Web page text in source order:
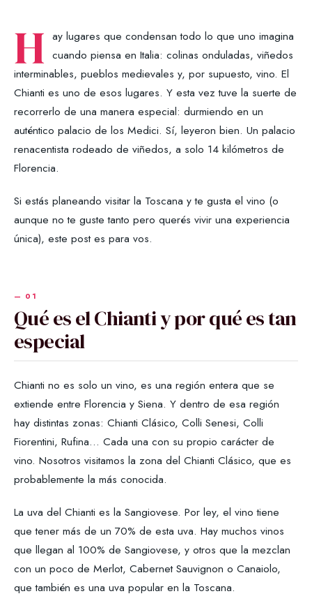
H ay lugares que condensan todo lo que uno imagina
cuando piensa en Italia: colinas onduladas, viñedos
interminables, pueblos medievales y, por supuesto, vino. El
Chianti es uno de esos lugares. Y esta vez tuve la suerte de
recorrerlo de una manera especial: durmiendo en un
auténtico palacio de los Medici. Sí, leyeron bien. Un palacio
renacentista rodeado de viñedos, a solo 14 kilómetros de
Florencia.
Si estás planeando visitar la Toscana y te gusta el vino (o
aunque no te guste tanto pero querés vivir una experiencia
única), este post es para vos.
Qué es el Chianti y por qué es tan
especial
Chianti no es solo un vino, es una región entera que se
extiende entre Florencia y Siena. Y dentro de esa región
hay distintas zonas: Chianti Clásico, Colli Senesi, Colli
Fiorentini, Rufina... Cada una con su propio carácter de
vino. Nosotros visitamos la zona del Chianti Clásico, que es
probablemente la más conocida.
La uva del Chianti es la Sangiovese. Por ley, el vino tiene
que tener más de un 70% de esta uva. Hay muchos vinos
que llegan al 100% de Sangiovese, y otros que la mezclan
con un poco de Merlot, Cabernet Sauvignon o Canaiolo,
que también es una uva popular en la Toscana.